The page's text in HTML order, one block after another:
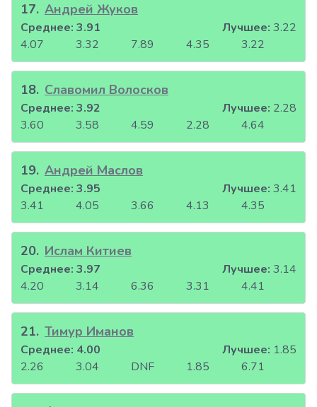
17. Андрей Жуков
4.07 3.32 7.89 4.35 3.22
Среднее: 3.91 Лучшее: 3.22
18. Славомил Волосков
3.60 3.58 4.59 2.28 4.64
Среднее: 3.92 Лучшее: 2.28
19. Андрей Маслов
3.41 4.05 3.66 4.13 4.35
Среднее: 3.95 Лучшее: 3.41
20. Ислам Китиев
4.20 3.14 6.36 3.31 4.41
Среднее: 3.97 Лучшее: 3.14
21. Тимур Иманов
2.26 3.04 DNF 1.85 6.71
Среднее: 4.00 Лучшее: 1.85